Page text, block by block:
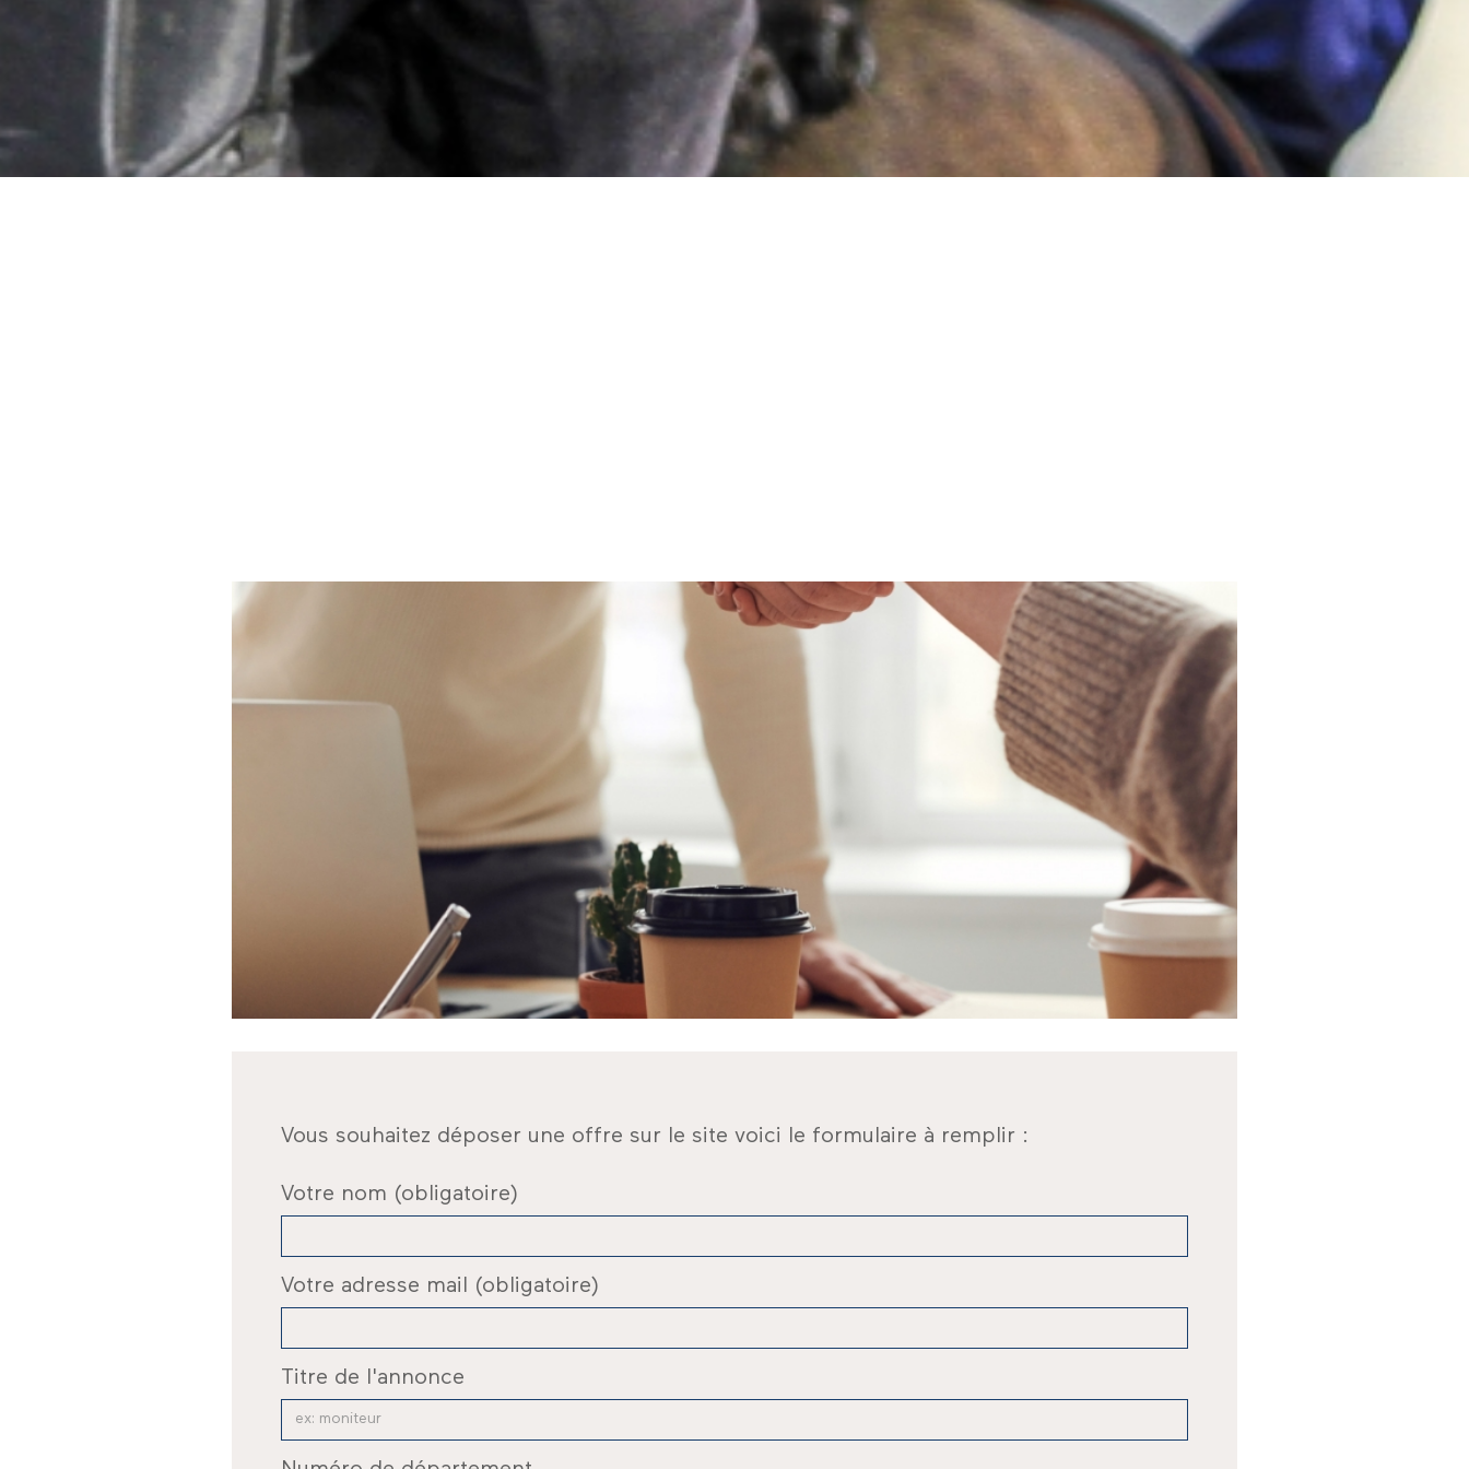
Prête à s’investir pour développer de nouvelles activités, la personne devra avoir un bon relationnel client, être
motivée, dynamique, organisée et disposer d’un bon esprit d’équipe.
CDI temps plein – Logement (T2) possible sur site
Vous souhaitez déposer une offre sur le site voici le formulaire à remplir :
Votre nom (obligatoire)
Votre adresse mail (obligatoire)
Titre de l'annonce